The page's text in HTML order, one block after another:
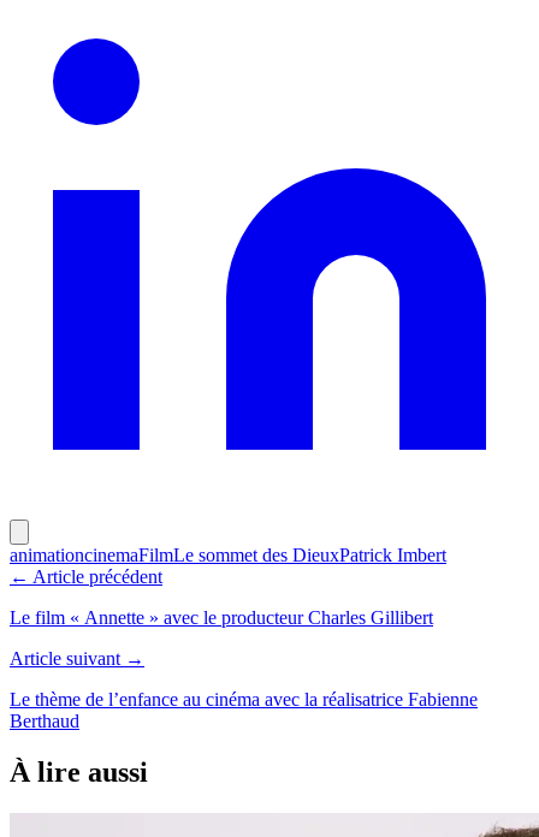
animationcinemaFilmLe sommet des DieuxPatrick Imbert
← Article précédent
Le film « Annette » avec le producteur Charles Gillibert
Article suivant →
Le thème de l’enfance au cinéma avec la réalisatrice Fabienne
Berthaud
À lire aussi